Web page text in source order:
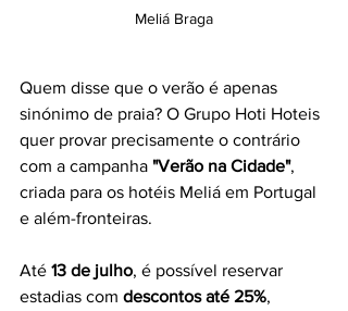
Meliá Braga
Quem disse que o verão é apenas
sinónimo de praia? O Grupo Hoti Hoteis
quer provar precisamente o contrário
com a campanha "Verão na Cidade",
criada para os hotéis Meliá em Portugal
e além-fronteiras.
Até 13 de julho, é possível reservar
estadias com descontos até 25%,